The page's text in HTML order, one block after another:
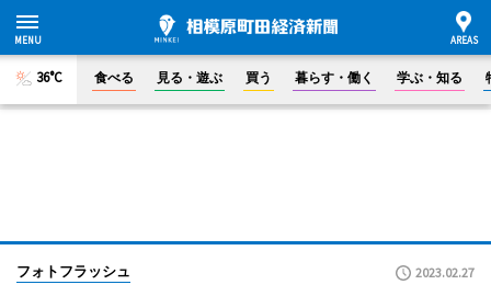
36°C 食べる 見る・遊ぶ 買う 暮らす・働く 学ぶ・知る
フォトフラッシュ 2023.02.27